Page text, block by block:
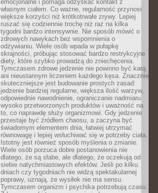
emocjonalne i pomaga odzyskać kontakt z
własnym ciałem. Co ważne, regularność przynosi
większe korzyści niż krótkotrwałe zrywy. Lepiej
ruszać się codziennie trochę niż raz na kilka
tygodni bardzo intensywnie. Nie sposób mówić o
zdrowych nawykach bez wspomnienia o
odżywianiu. Wiele osób wpada w pułapkę
skrajności, próbując stosować bardzo restrykcyjne
diety, które szybko prowadzą do zniechęcenia.
Tymczasem zdrowe jedzenie nie powinno być karą
ani nieustannym liczeniem każdego kęsa. Znacznie
skuteczniejsze jest budowanie prostych zasad:
jedzenie bardziej regularne, większa ilość warzyw,
odpowiednie nawodnienie, ograniczanie nadmiaru
wysoko przetworzonych produktów i uważność na
to, co naprawdę służy organizmowi. Gdy jedzenie
przestaje być źródłem chaosu, a zaczyna być
świadomym elementem dnia, łatwiej utrzymać
równowagę i lepiej wsłuchiwać się w potrzeby ciała.
Istotny jest również sposób myślenia o zmianie.
Wiele osób porzuca dobre postanowienia nie
dlatego, że są słabe, ale dlatego, że oczekują od
siebie natychmiastowych efektów. Jeśli po kilku
dniach czy tygodniach nie widzą spektakularnej
poprawy, uznają, że wysiłek nie ma sensu.
Tymczasem organizm i psychika potrzebują czasu.